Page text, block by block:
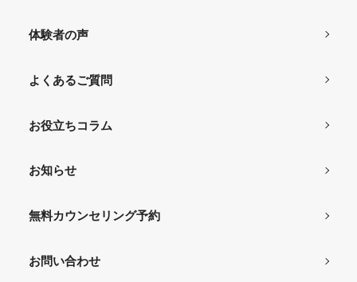
体験者の声
よくあるご質問
お役立ちコラム
お知らせ
無料カウンセリング予約
お問い合わせ